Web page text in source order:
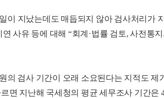
이 지났는데도 매듭되지 않아 검사처리가
사유 등에 대해 “회계·법률 검토, 사전통
의 검사 기간이 오래 소요된다는 지적도 제
면 지난해 국세청의 평균 세무조사 기간은